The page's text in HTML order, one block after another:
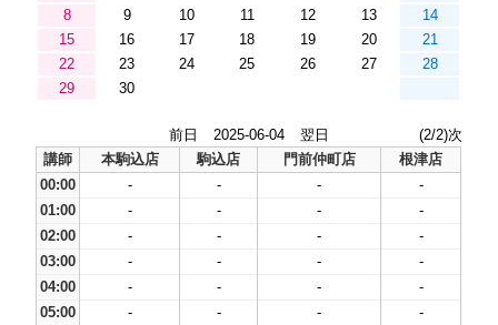
8
9 10 11 12 13
14
15
16 17 18 19 20
21
22
23 24 25 26 27
28
29
30
前日 2025-06-04 翌日
(2/2)次
講師
本駒込店 駒込店 門前仲町店
根津店
00:00
- - -
-
01:00
- - -
-
02:00
- - -
-
03:00
- - -
-
04:00
- - -
-
05:00
- - -
-